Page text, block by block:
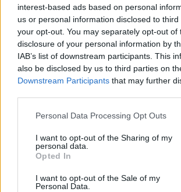
interest-based ads based on personal
us or personal information disclosed to
your opt-out. You may separately opt-out of
disclosure of your personal information by
IAB’s list of downstream participants. This
also be disclosed by us to third parties on
Downstream Participants that may further
Please note that this website/app uses one
not limited to your visit or usage behaviour.
grant or deny consent to Google and its
use your data for below specified purposes
consent section.
Personal Data Processing Opt Outs
I want to opt-out of the Sharing of my
personal data.
Opted In
I want to opt-out of the Sale of my
Personal Data.